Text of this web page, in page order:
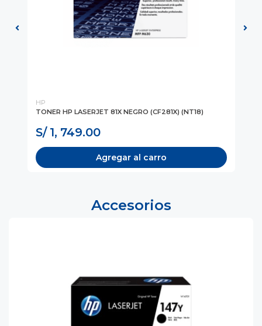
HP
TONER HP LASERJET 81X NEGRO (CF281X) (NT18)
S/ 1, 749.00
Agregar al carro
Accesorios